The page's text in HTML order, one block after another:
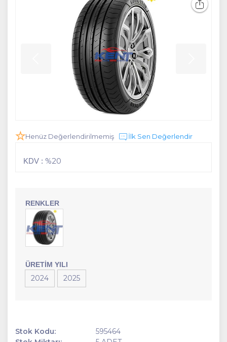
Henüz Değerlendirilmemiş İlk Sen Değerlendir
KDV : %20
RENKLER
ÜRETIM YILI
2024 2025
Stok Kodu:
595464